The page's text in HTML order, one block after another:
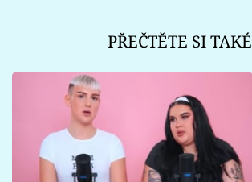
PŘEČTĚTE SI TAKÉ